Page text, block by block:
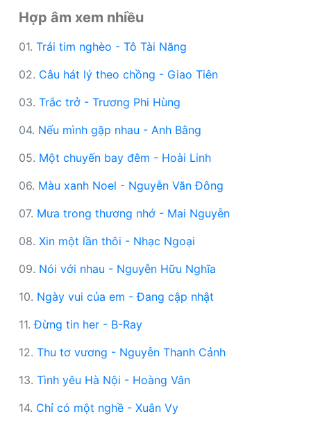
Hợp âm xem nhiều
01. Trái tim nghèo - Tô Tài Năng
02. Câu hát lý theo chồng - Giao Tiên
03. Trắc trở - Trương Phi Hùng
04. Nếu mình gặp nhau - Anh Bằng
05. Một chuyến bay đêm - Hoài Linh
06. Màu xanh Noel - Nguyễn Văn Đông
07. Mưa trong thương nhớ - Mai Nguyễn
08. Xin một lần thôi - Nhạc Ngoại
09. Nói với nhau - Nguyễn Hữu Nghĩa
10. Ngày vui của em - Đang cập nhật
11.Đừng tin her - B-Ray
12. Thu tơ vương - Nguyễn Thanh Cảnh
13. Tình yêu Hà Nội - Hoàng Vân
14. Chỉ có một nghề - Xuân Vy